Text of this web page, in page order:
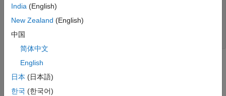
function
end
end
参考
トピック
India (English)
New Zealand (English)
中国
简体中文
English
日本 (日本語)
한국 (한국어)